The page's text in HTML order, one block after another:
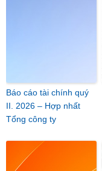
Báo cáo tài chính quý
II. 2026 – Hợp nhất
Tổng công ty